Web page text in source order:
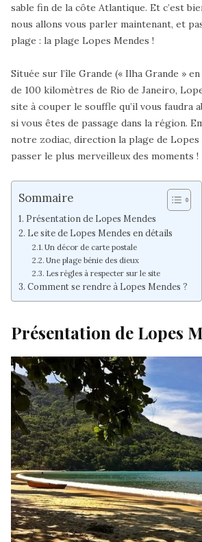
sable fin de la côte Atlantique. Et c’est
nous allons vous parler maintenant, et
plage : la plage Lopes Mendes !
Située sur l’île Grande (« Ilha Grande »
de 100 kilomètres de Rio de Janeiro,
site à couper le souffle qu’il vous faudra
si vous êtes de passage dans la région.
notre zodiac, direction la plage de
passer le plus merveilleux des moments !
Sommaire
Présentation de Lopes Mendes
Le site de Lopes Mendes en détails
Un décor de carte postale
Une plage bénie des dieux
Les règles à respecter sur le site
Comment se rendre à Lopes Mendes ?
Présentation de Lopes